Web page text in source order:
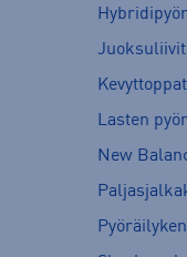
Juoksuliivit
Lasten
New